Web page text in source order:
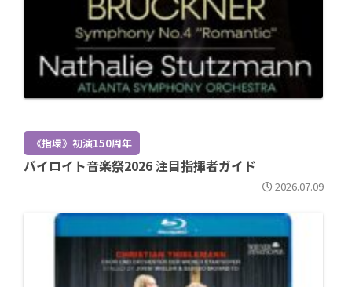
《指環》初演150周年
バイロイト音楽祭2026 注目指揮者ガイド
2026.07.09